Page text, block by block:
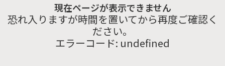
現在ページが表示できません
恐れ入りますが時間を置いてから再度ご確認く
ださい。
エラーコード: undefined